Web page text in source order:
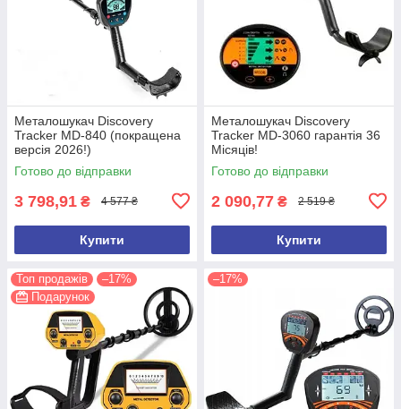
Металошукач Discovery
Tracker MD-840 (покращена
версія 2026!)
Готово до відправки
3 798,91 ₴ 4 577 ₴
Купити
Металошукач Discovery
Tracker MD-3060 гарантія 36
Місяців!
Готово до відправки
2 090,77 ₴ 2 519 ₴
Купити
Топ продажів
–17%
Подарунок
–17%